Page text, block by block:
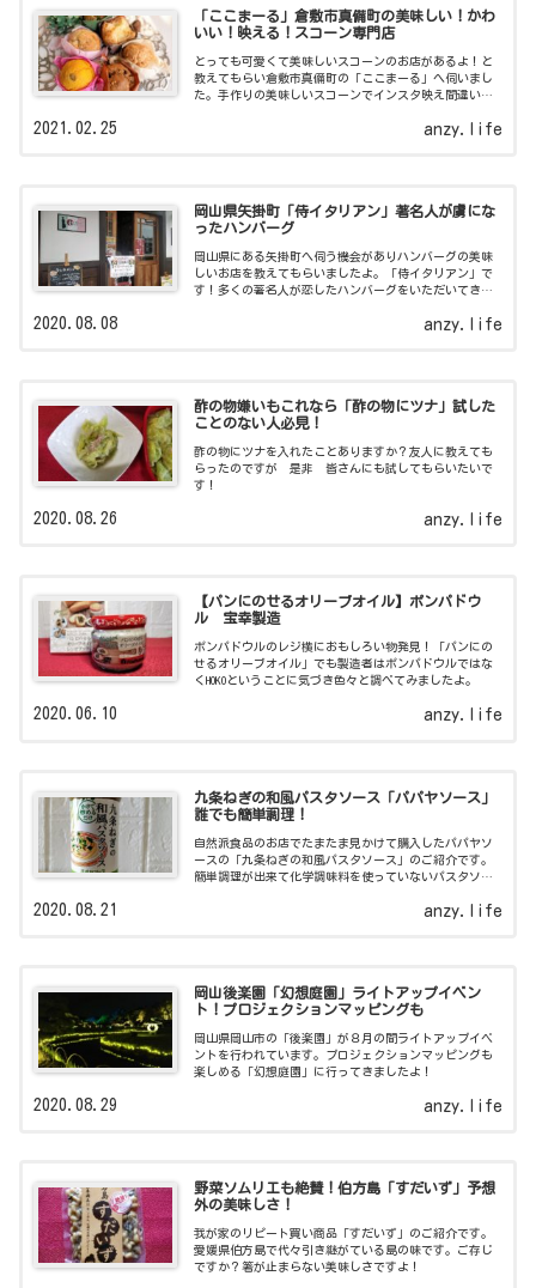
「ここまーる」倉敷市真備町の美味しい！かわ
いい！映える！スコーン専門店
とっても可愛くて美味しいスコーンのお店があるよ！と
教えてもらい倉敷市真備町の「ここまーる」へ伺いまし
た。手作りの美味しいスコーンでインスタ映え間違いな
anzy.life
2021.02.25
岡山県矢掛町「侍イタリアン」著名人が虜にな
ったハンバーグ
岡山県にある矢掛町へ伺う機会がありハンバーグの美味
しいお店を教えてもらいましたよ。「侍イタリアン」で
す！多くの著名人が恋したハンバーグをいただいてきま
anzy.life
2020.08.08
酢の物嫌いもこれなら「酢の物にツナ」試した
ことのない人必見！
酢の物にツナを入れたことありますか？友人に教えても
らったのですが 是非 皆さんにも試してもらいたいで
す！
anzy.life
2020.08.26
【パンにのせるオリーブオイル】ポンパドウ
ル 宝幸製造
ポンパドウルのレジ横におもしろい物発見！「パンにの
せるオリーブオイル」でも製造者はポンパドウルではな
くHOKOということに気づき色々と調べてみましたよ。
anzy.life
2020.06.10
九条ねぎの和風パスタソース「パパヤソース」
誰でも簡単調理！
自然派食品のお店でたまたま見かけて購入したパパヤソ
ースの「九条ねぎの和風パスタソース」のご紹介です。
簡単調理が出来て化学調味料を使っていないパスタソー
anzy.life
2020.08.21
岡山後楽園「幻想庭園」ライトアップイベン
ト！プロジェクションマッピングも
岡山県岡山市の「後楽園」が８月の間ライトアップイベ
ントを行われています。プロジェクションマッピングも
楽しめる「幻想庭園」に行ってきましたよ！
anzy.life
2020.08.29
野菜ソムリエも絶賛！伯方島「すだいず」予想
外の美味しさ！
我が家のリピート買い商品「すだいず」のご紹介です。
愛媛県伯方島で代々引き継がている島の味です。ご存じ
ですか？箸が止まらない美味しさですよ！